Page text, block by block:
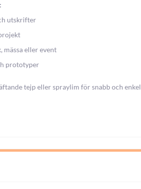
utskrifter
mässa eller event
prototyper
tejp eller spraylim för snabb och enkel